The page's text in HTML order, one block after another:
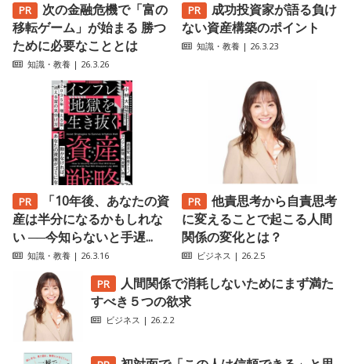
次の金融危機で「富の
移転ゲーム」が始まる 勝つ
ために必要なこととは
知識・教養 | 26.3.26
成功投資家が語る負け
ない資産構築のポイント
知識・教養 | 26.3.23
「10年後、あなたの資
産は半分になるかもしれな
い ──今知らないと手遅...
知識・教養 | 26.3.16
他責思考から自責思考
に変えることで起こる人間
関係の変化とは？
ビジネス | 26.2.5
人間関係で消耗しないためにまず満た
すべき５つの欲求
ビジネス | 26.2.2